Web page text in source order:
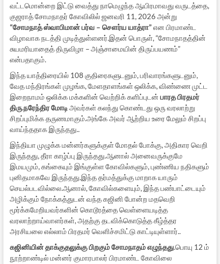
வட்டமொன்றை இட்டு வைத்து நாமெழுந்த ஆயிரமாவது வருடத்தை,
குஜராத் சோமநாதர் கோவிலில் ஜனவரி 11, 2026 அன்று
“சோமநாத் ஸ்வாபிமான் பர்வ – சௌர்ய யாத்ரா”என பிரமாண்ட
விழாவாக நடத்தி முடித்துள்ளனர்.இதன் பொருள், “சோமநாதத்தின்
சுயமரியாதைத் திருவிழா – அஞ்சாமையின் திருப்பயணம்”
என்பதாகும்.
இந்த யாத்திரையில் 108 குதிரைகளுடனும், பரிவாரங்களுடனும்,
வேத மந்திரங்கள் முழங்க, மேளதாளங்கள் ஒலிக்க, விண்ணை முட்ட
இறைநாமம் ஒலிக்க மக்களின் வெற்றிக் களிப்புடன் பாரத பிரதமர்
திரு.நரேந்திர மோடி அவர்கள் கலந்து கொண்டது ஒரு வரலாற்று
சிறப்புமிக்க தருணமாகும்.அங்கே அவர் ஆற்றிய உரை மேலும் சிறப்பு
வாய்ந்ததாக இருந்தது..
இந்தியா முழுக்க மன்னர்களுக்குள் மோதல் போக்கு, அதிகார வெறி
இருந்தது, தீரா காழ்ப்பு இருந்தது.ஆனால் அனைவருக்குமே
இமயமும், கங்கையும் இங்குள்ள கோவில்களும், புண்ணிய நதிகளும்
புனிதமாகவே இருந்தது.இந்த தர்மத்துக்கு மாறாக யாரும்
செயல்படவில்லை.ஆனால், கோவில்களையும், இந்த பண்பாட்டையும்
அழிக்கும் நோக்கத்துடன் வந்த கஜினி போன்ற மதவெறி
மூர்க்கமேறியவர்களின் கொடூரத்தை வெள்ளையடித்த
வரலாற்றாய்வாளர்கள், அதற்கு தடவிக்கொடுத்த கீழ்த்தர
அரசியலை எல்லாம் பிரதமர் வெளிச்சமிட்டு காட்டியுள்ளார்..
கஜினியின் தாக்குதலுக்கு பிறகும் சோமநாதம் எழுந்தது.பொயு 12 ம்
நூற்றாண்டில் மன்னர் குமாரபாலர் பிரமாண்ட கோவிலை